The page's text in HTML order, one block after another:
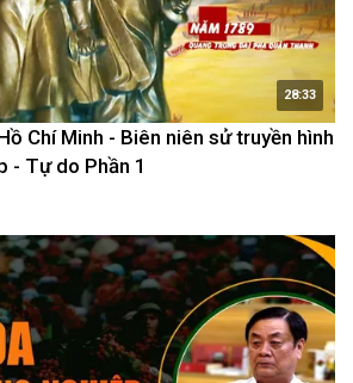
28:33
Chí Minh - Biên niên sử truyền hình
- Tự do Phần 1